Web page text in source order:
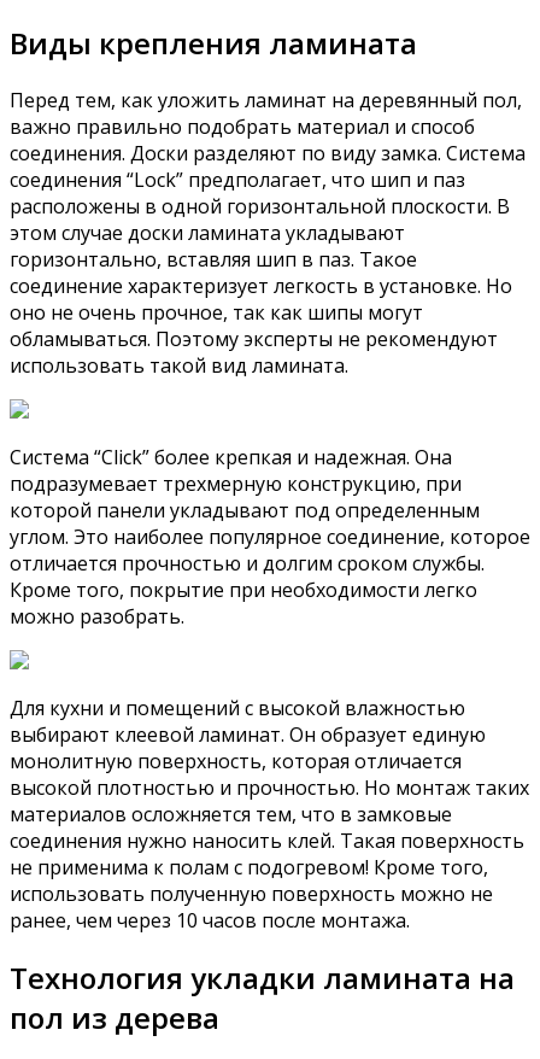
Виды крепления ламината
Перед тем, как уложить ламинат на деревянный пол,
важно правильно подобрать материал и способ
соединения. Доски разделяют по виду замка. Система
соединения “Lock” предполагает, что шип и паз
расположены в одной горизонтальной плоскости. В
этом случае доски ламината укладывают
горизонтально, вставляя шип в паз. Такое
соединение характеризует легкость в установке. Но
оно не очень прочное, так как шипы могут
обламываться. Поэтому эксперты не рекомендуют
использовать такой вид ламината.
Система “Click” более крепкая и надежная. Она
подразумевает трехмерную конструкцию, при
которой панели укладывают под определенным
углом. Это наиболее популярное соединение, которое
отличается прочностью и долгим сроком службы.
Кроме того, покрытие при необходимости легко
можно разобрать.
Для кухни и помещений с высокой влажностью
выбирают клеевой ламинат. Он образует единую
монолитную поверхность, которая отличается
высокой плотностью и прочностью. Но монтаж таких
материалов осложняется тем, что в замковые
соединения нужно наносить клей. Такая поверхность
не применима к полам с подогревом! Кроме того,
использовать полученную поверхность можно не
ранее, чем через 10 часов после монтажа.
Технология укладки ламината на
пол из дерева